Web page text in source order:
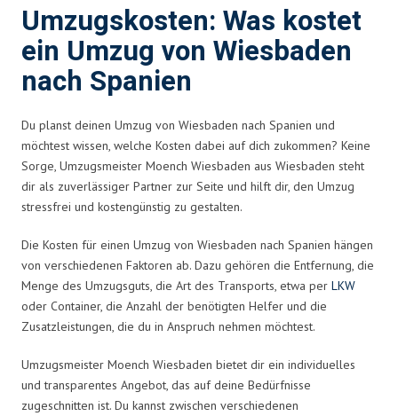
Umzugskosten: Was kostet
ein Umzug von Wiesbaden
nach Spanien
Du planst deinen Umzug von Wiesbaden nach Spanien und
möchtest wissen, welche Kosten dabei auf dich zukommen? Keine
Sorge, Umzugsmeister Moench Wiesbaden aus Wiesbaden steht
dir als zuverlässiger Partner zur Seite und hilft dir, den Umzug
stressfrei und kostengünstig zu gestalten.
Die Kosten für einen Umzug von Wiesbaden nach Spanien hängen
von verschiedenen Faktoren ab. Dazu gehören die Entfernung, die
Menge des Umzugsguts, die Art des Transports, etwa per LKW
oder Container, die Anzahl der benötigten Helfer und die
Zusatzleistungen, die du in Anspruch nehmen möchtest.
Umzugsmeister Moench Wiesbaden bietet dir ein individuelles
und transparentes Angebot, das auf deine Bedürfnisse
zugeschnitten ist. Du kannst zwischen verschiedenen